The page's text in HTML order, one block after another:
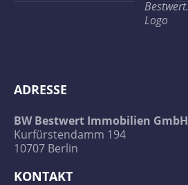
ADRESSE
BW Bestwert Immobilien GmbH
Kurfürstendamm 194
10707 Berlin
KONTAKT